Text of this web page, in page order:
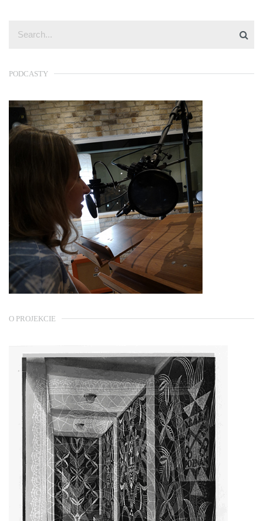
PODCASTY
O PROJEKCIE